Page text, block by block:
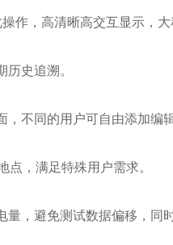
作，高清晰高交互显示，
史追溯。
不同的用户可自由添加编
，满足特殊用户需求。
量，避免测试数据偏移，